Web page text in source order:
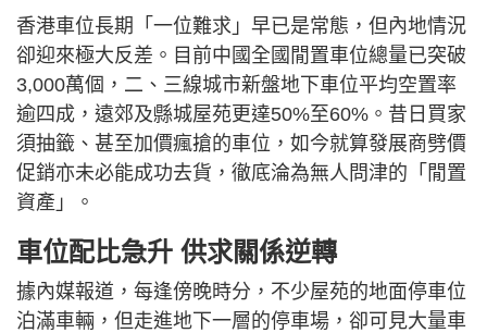
香港車位長期「一位難求」早已是常態，但內地情況
卻迎來極大反差。目前中國全國閒置車位總量已突破
3,000萬個，二、三線城市新盤地下車位平均空置率
逾四成，遠郊及縣城屋苑更達50%至60%。昔日買家
須抽籤、甚至加價瘋搶的車位，如今就算發展商劈價
促銷亦未必能成功去貨，徹底淪為無人問津的「閒置
資產」。
車位配比急升 供求關係逆轉
據內媒報道，每逢傍晚時分，不少屋苑的地面停車位
泊滿車輛，但走進地下一層的停車場，卻可見大量車